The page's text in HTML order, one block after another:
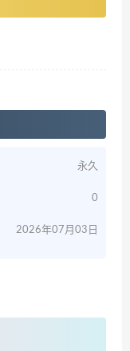
永久
0
2026年07月03日